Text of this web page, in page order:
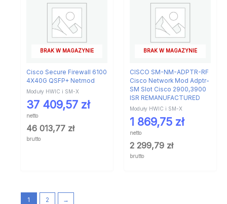
BRAK W MAGAZYNIE
Cisco Secure Firewall 6100
4X40G QSFP+ Netmod
Moduły HWIC i SM-X
37 409,57 zł
netto
46 013,77 zł
brutto
BRAK W MAGAZYNIE
CISCO SM-NM-ADPTR-RF
Cisco Network Mod Adptr-
SM Slot Cisco 2900,3900
ISR REMANUFACTURED
Moduły HWIC i SM-X
1 869,75 zł
netto
2 299,79 zł
brutto
1 2 →